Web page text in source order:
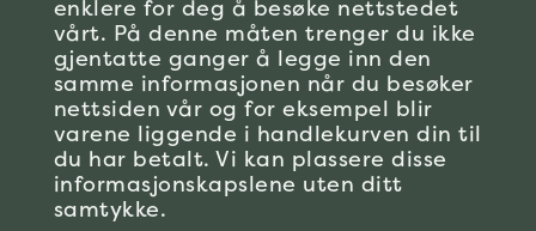
enklere for deg å besøke nettstedet
vårt. På denne måten trenger du ikke
gjentatte ganger å legge inn den
samme informasjonen når du besøker
nettsiden vår og for eksempel blir
varene liggende i handlekurven din til
du har betalt. Vi kan plassere disse
informasjonskapslene uten ditt
samtykke.